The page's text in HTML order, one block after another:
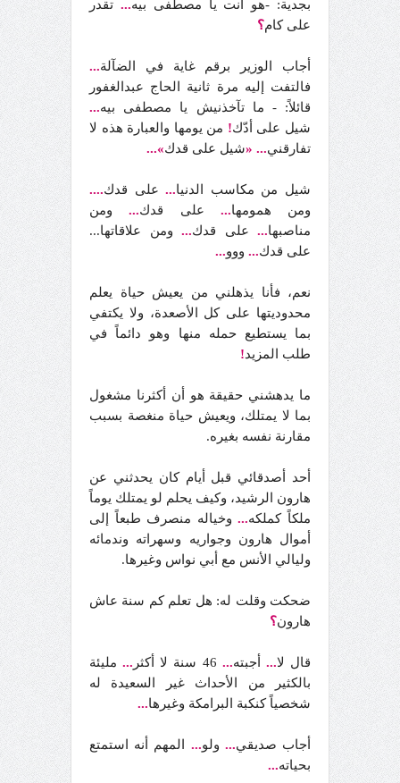
بجدية: -هو أنت يا مصطفى بيه... تقدر
على كام؟
أجاب الوزير برقم غاية في الضآلة...
فالتفت إليه مرة ثانية الحاج عبدالغفور
قائلاً: - ما تآخذنيش يا مصطفى بيه...
شيل على أدّك! من يومها والعبارة هذه لا
تفارقني...
«شيل على قدك»...
شيل من مكاسب الدنيا...على قدك....
ومن همومها... على قدك...ومن
مناصبها... على قدك... ومن علاقاتها...
على قدك... ووو...
نعم، فأنا يذهلني من يعيش حياة يعلم
محدوديتها على كل الأصعدة، ولا يكتفي
بما يستطيع حمله منها وهو دائماً في
طلب المزيد!
ما يدهشني حقيقة هو أن أكثرنا مشغول
بما لا يمتلك، ويعيش حياة منغصة بسبب
مقارنة نفسه بغيره.
أحد أصدقائي قبل أيام كان يحدثني عن
هارون الرشيد، وكيف يحلم لو يمتلك يوماً
ملكاً كملكه...وخياله منصرف طبعاً إلى
أموال هارون وجواريه وسهراته وندمائه
وليالي الأنس مع أبي نواس وغيرها.
ضحكت وقلت له: هل تعلم كم سنة عاش
هارون؟
قال لا... أجبته...
...مليئة
بالكثير من الأحداث غير السعيدة له
شخصياً كنكبة البرامكة وغيرها...
أجاب صديقي... ولو... المهم أنه استمتع
بحياته...